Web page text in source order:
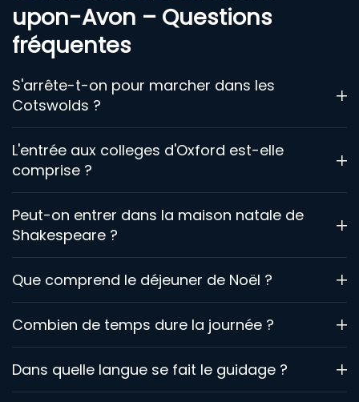
upon-Avon – Questions
fréquentes
S'arrête-t-on pour marcher dans les
Cotswolds ?
L'entrée aux colleges d'Oxford est-elle
comprise ?
Peut-on entrer dans la maison natale de
Shakespeare ?
Que comprend le déjeuner de Noël ?
Combien de temps dure la journée ?
Dans quelle langue se fait le guidage ?